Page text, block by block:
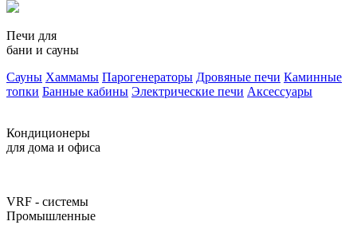
Печи для
бани и сауны
Сауны Хаммамы Парогенераторы Дровяные печи Каминные
топки Банные кабины Электрические печи Аксессуары
Кондиционеры
для дома и офиса
VRF - системы
Промышленные